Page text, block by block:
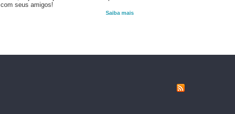
com seus amigos!
Saiba mais